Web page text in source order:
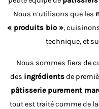
Nous n’utilisons que les
« produits bio »,
technique, et
Nous sommes fiers de
des ingrédientsde
pâtisserie purement
tout est traité comme de